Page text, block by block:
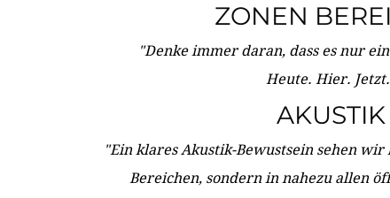
ZONEN
"Denke immer daran, dass es nur
Heute. Hier.
AKUSTIK
"Ein klares Akustik-Bewustsein sehen
Bereichen, sondern in nahezu allen